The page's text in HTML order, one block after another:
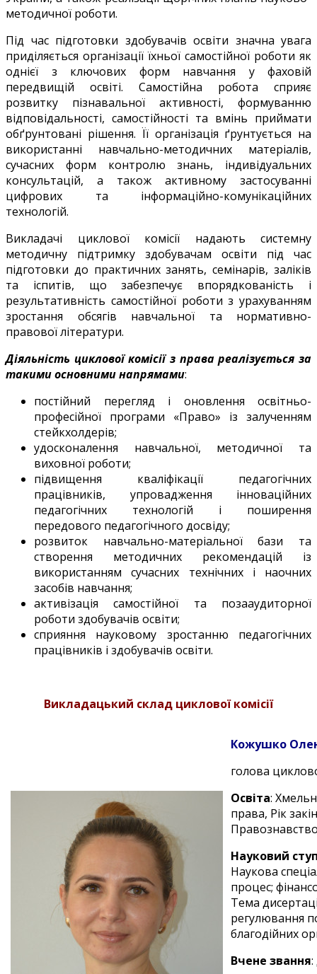
методичної роботи.
Під час підготовки здобувачів освіти значна увага
приділяється організації їхньої самостійної роботи як
однієї з ключових форм навчання у фаховій
передвищій освіті. Самостійна робота сприяє
розвитку пізнавальної активності, формуванню
відповідальності, самостійності та вмінь приймати
обґрунтовані рішення. Її організація ґрунтується на
використанні навчально-методичних матеріалів,
сучасних форм контролю знань, індивідуальних
консультацій, а також активному застосуванні
цифрових та інформаційно-комунікаційних
технологій.
Викладачі циклової комісії надають системну
методичну підтримку здобувачам освіти під час
підготовки до практичних занять, семінарів, заліків
та іспитів, що забезпечує впорядкованість і
результативність самостійної роботи з урахуванням
зростання обсягів навчальної та нормативно-
правової літератури.
Діяльність циклової комісії з права реалізується за
такими основними напрямами:
постійний перегляд і оновлення освітньо-
професійної програми «Право» із залученням
стейкхолдерів;
удосконалення навчальної, методичної та
виховної роботи;
підвищення кваліфікації педагогічних
працівників, упровадження інноваційних
педагогічних технологій і поширення
передового педагогічного досвіду;
розвиток навчально-матеріальної бази та
створення методичних рекомендацій із
використанням сучасних технічних і наочних
засобів навчання;
активізація самостійної та позааудиторної
роботи здобувачів освіти;
сприяння науковому зростанню педагогічних
працівників і здобувачів освіти.
Викладацький склад циклової комісії
Кожушко
голова
Освіта:
права, Рік
Науковий
Наукова
процес;
Тема
регулювання
благодійних
Вчене звання